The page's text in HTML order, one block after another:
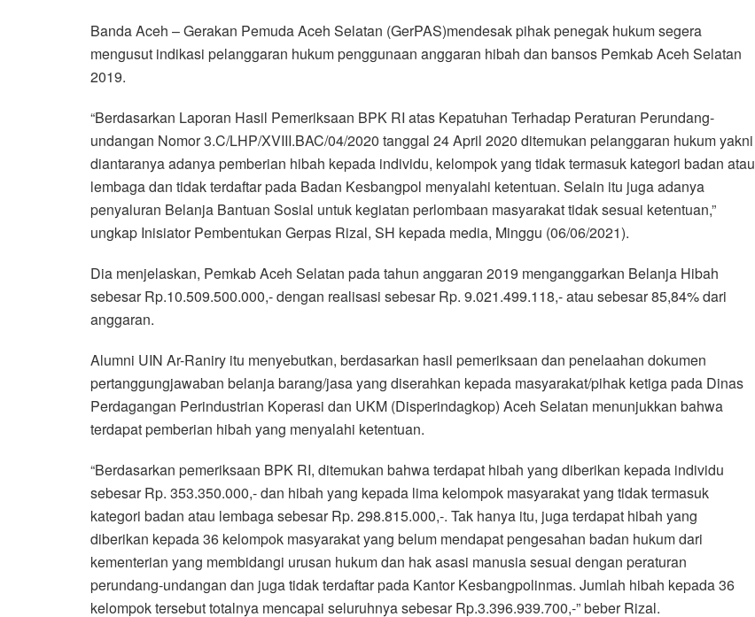
c
e
b
o
k
i
t
r
a
t
p
p
n
e
e
a
m
a
i
a
r
Banda Aceh – Gerakan Pemuda Aceh Selatan (GerPAS)mendesak pihak penegak hukum segera
mengusut indikasi pelanggaran hukum penggunaan anggaran hibah dan bansos Pemkab Aceh Selatan
2019.
“Berdasarkan Laporan Hasil Pemeriksaan BPK RI atas Kepatuhan Terhadap Peraturan Perundang-
undangan Nomor 3.C/LHP/XVIII.BAC/04/2020 tanggal 24 April 2020 ditemukan pelanggaran hukum yakni
diantaranya adanya pemberian hibah kepada individu, kelompok yang tidak termasuk kategori badan atau
lembaga dan tidak terdaftar pada Badan Kesbangpol menyalahi ketentuan. Selain itu juga adanya
penyaluran Belanja Bantuan Sosial untuk kegiatan perlombaan masyarakat tidak sesuai ketentuan,”
ungkap Inisiator Pembentukan Gerpas Rizal, SH kepada media, Minggu (06/06/2021).
Dia menjelaskan, Pemkab Aceh Selatan pada tahun anggaran 2019 menganggarkan Belanja Hibah
sebesar Rp.10.509.500.000,- dengan realisasi sebesar Rp. 9.021.499.118,- atau sebesar 85,84% dari
anggaran.
Alumni UIN Ar-Raniry itu menyebutkan, berdasarkan hasil pemeriksaan dan penelaahan dokumen
pertanggungjawaban belanja barang/jasa yang diserahkan kepada masyarakat/pihak ketiga pada Dinas
Perdagangan Perindustrian Koperasi dan UKM (Disperindagkop) Aceh Selatan menunjukkan bahwa
terdapat pemberian hibah yang menyalahi ketentuan.
“Berdasarkan pemeriksaan BPK RI, ditemukan bahwa terdapat hibah yang diberikan kepada individu
sebesar Rp. 353.350.000,- dan hibah yang kepada lima kelompok masyarakat yang tidak termasuk
kategori badan atau lembaga sebesar Rp. 298.815.000,-. Tak hanya itu, juga terdapat hibah yang
diberikan kepada 36 kelompok masyarakat yang belum mendapat pengesahan badan hukum dari
kementerian yang membidangi urusan hukum dan hak asasi manusia sesuai dengan peraturan
perundang-undangan dan juga tidak terdaftar pada Kantor Kesbangpolinmas. Jumlah hibah kepada 36
kelompok tersebut totalnya mencapai seluruhnya sebesar Rp.3.396.939.700,-” beber Rizal.